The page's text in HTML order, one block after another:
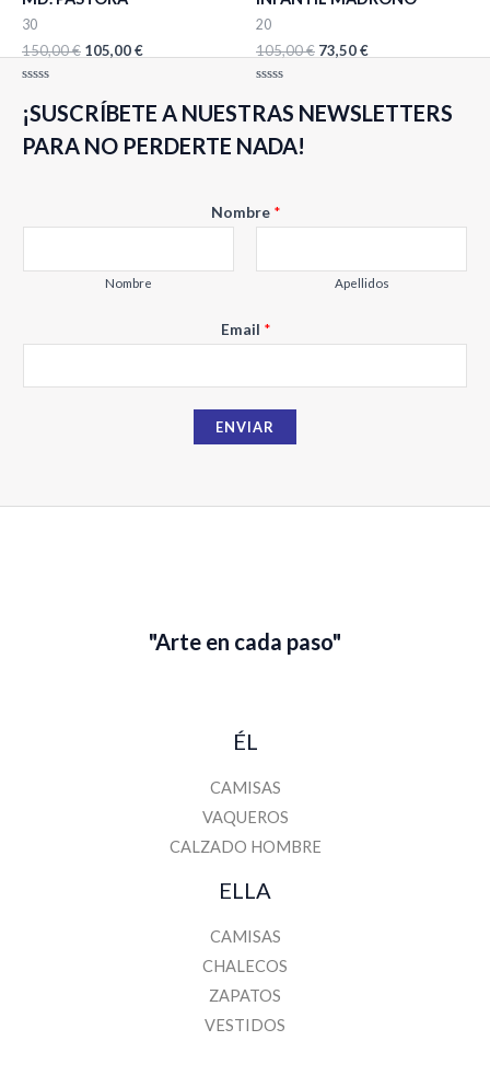
30
150,00€ 105,00€
con
0
5
20
105,00€ 73,50€
con
0
5
¡SUSCRÍBETE A NUESTRAS NEWSLETTERS
PARA NO PERDERTE NADA!
m
N
b
r
Nombre *
Nombre Apellidos
Email *
ENVIAR
"Arte en cada paso"
ÉL
CAMISAS
VAQUEROS
CALZADO HOMBRE
ELLA
CAMISAS
CHALECOS
ZAPATOS
VESTIDOS